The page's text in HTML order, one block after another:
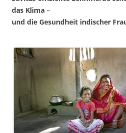
das Klima –
und die Gesundheit indischer